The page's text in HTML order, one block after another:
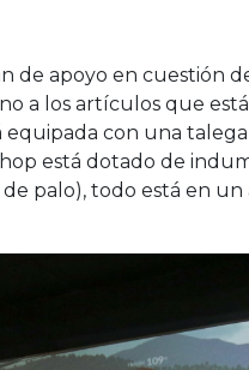
apoyo en cuestión
a los artículos que
equipada con una
está dotado de
palo), todo está en un